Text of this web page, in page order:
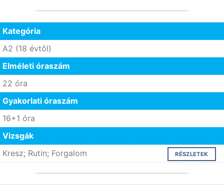
Kategória
A2 (18 évtől)
Elméleti óraszám
22 óra
Gyakorlati óraszám
16+1 óra
Vizsgák
Kresz; Rutin; Forgalom
RÉSZLETEK